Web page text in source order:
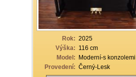
Rok: 2025
Výška: 116 cm
Model: Moderní-s konzolemi
Provedení: Černý-Lesk